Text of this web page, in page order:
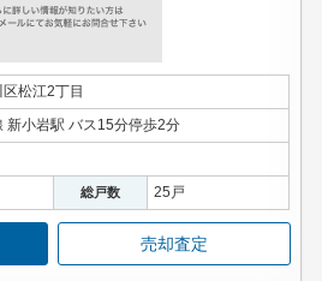
松江2丁目
新小岩駅 バス15分停歩2分
総戸数 25戸
売却査定